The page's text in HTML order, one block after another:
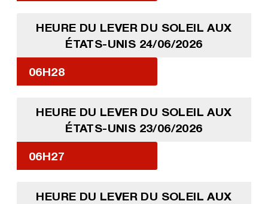
HEURE DU LEVER DU SOLEIL AUX
ÉTATS-UNIS 24/06/2026
06H28
HEURE DU LEVER DU SOLEIL AUX
ÉTATS-UNIS 23/06/2026
06H27
HEURE DU LEVER DU SOLEIL AUX